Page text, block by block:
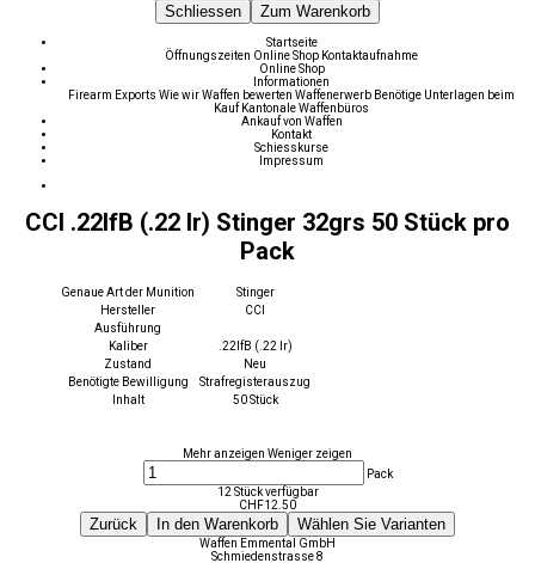
Schliessen Zum Warenkorb
Startseite
Öffnungszeiten Online Shop Kontaktaufnahme
Online Shop
Informationen
Firearm Exports Wie wir Waffen bewerten Waffenerwerb Benötige Unterlagen beim
Kauf Kantonale Waffenbüros
Ankauf von Waffen
Kontakt
Schiesskurse
Impressum
CCI .22lfB (.22 lr) Stinger 32grs 50 Stück pro
Pack
Genaue Art der Munition
Stinger
Hersteller
CCI
Ausführung
Kaliber
.22lfB (.22 lr)
Zustand
Neu
Benötigte Bewilligung
Strafregisterauszug
Inhalt
50 Stück
Mehr anzeigen Weniger zeigen
Pack
12 Stück verfügbar
CHF12.50
Zurück In den Warenkorb Wählen Sie Varianten
Waffen Emmental GmbH
Schmiedenstrasse 8